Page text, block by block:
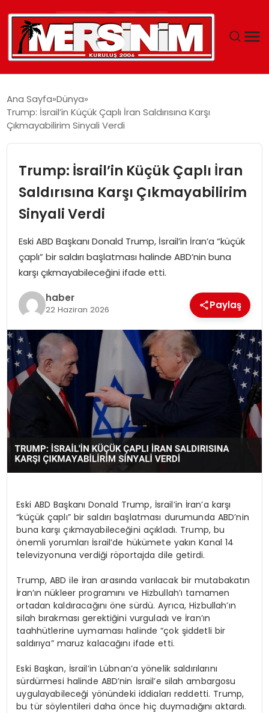
YAŞAM
EĞITIM
SPOR
EKONOMI
MAGAZIN
DÜNYA
OTOMOBIL
Ana Sayfa Dünya
Trump: İsrail’in Küçük Çaplı İran Saldırısına Karşı
Çıkmayabilirim Sinyali Verdi
Trump: İsrail’in Küçük Çaplı İran
Saldırısına Karşı Çıkmayabilirim
Sinyali Verdi
Eski ABD Başkanı Donald Trump, İsrail’in İran’a “küçük
çaplı” bir saldırı başlatması halinde ABD’nin buna
karşı çıkmayabileceğini ifade etti.
haber
22 Haziran 2026 Paylaş
Eski ABD Başkanı Donald Trump, İsrail’in İran’a karşı
“küçük çaplı” bir saldırı başlatması durumunda ABD’nin
buna karşı çıkmayabileceğini açıkladı. Trump, bu
önemli yorumları İsrail’de hükümete yakın Kanal 14
televizyonuna verdiği röportajda dile getirdi.
Trump, ABD ile İran arasında varılacak bir mutabakatın
İran’ın nükleer programını ve Hizbullah’ı tamamen
ortadan kaldıracağını öne sürdü. Ayrıca, Hizbullah’ın
silah bırakması gerektiğini vurguladı ve İran’ın
taahhütlerine uymaması halinde “çok şiddetli bir
saldırıya” maruz kalacağını ifade etti.
Eski Başkan, İsrail’in Lübnan’a yönelik saldırılarını
sürdürmesi halinde ABD’nin İsrail’e silah ambargosu
uygulayabileceği yönündeki iddiaları reddetti. Trump,
bu tür söylentileri daha önce hiç duymadığını aktardı.